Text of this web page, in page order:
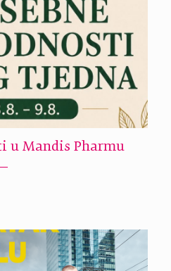
u Mandis Pharmu